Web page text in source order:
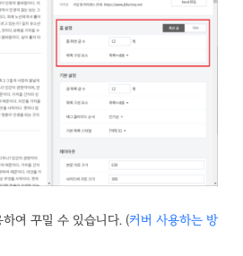
여 꾸밀 수 있습니다. (커버 사용하는 방